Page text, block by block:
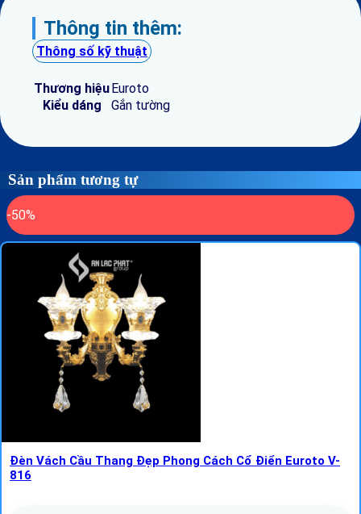
Thông tin thêm:
Thông số kỹ thuật
Thương hiệuEuroto
Kiểu dáng
Gắn tường
Sản phẩm tương tự
-50%
Đèn Vách Cầu Thang Đẹp Phong Cách Cổ Điển Euroto V-
816